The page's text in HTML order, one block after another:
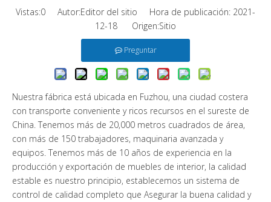
Vistas:0 Autor:Editor del sitio Hora de publicación: 2021-
12-18 Origen:Sitio
Preguntar
Nuestra fábrica está ubicada en Fuzhou, una ciudad costera
con transporte conveniente y ricos recursos en el sureste de
China. Tenemos más de 20,000 metros cuadrados de área,
con más de 150 trabajadores, maquinaria avanzada y
equipos. Tenemos más de 10 años de experiencia en la
producción y exportación de muebles de interior, la calidad
estable es nuestro principio, establecemos un sistema de
control de calidad completo que Asegurar la buena calidad y